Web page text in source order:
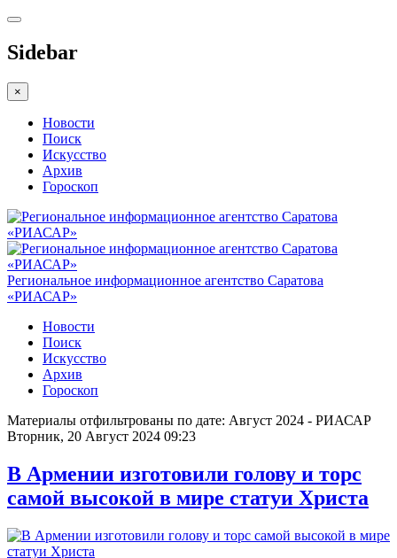
Sidebar
×
Новости
Поиск
Искусство
Архив
Гороскоп
Региональное информационное агентство Саратова
«РИАСАР»
Новости
Поиск
Искусство
Архив
Гороскоп
Материалы отфильтрованы по дате: Август 2024 - РИАСАР
Вторник, 20 Август 2024 09:23
В Армении изготовили голову и торс
самой высокой в мире статуи Христа